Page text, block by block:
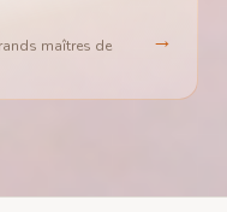
maîtres de
→